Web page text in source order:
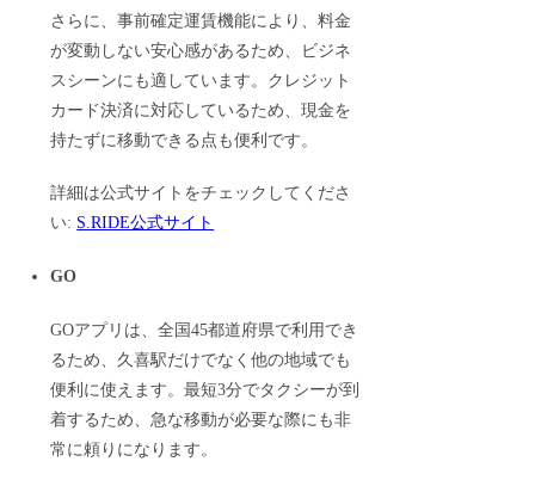
さらに、事前確定運賃機能により、料金
が変動しない安心感があるため、ビジネ
スシーンにも適しています。クレジット
カード決済に対応しているため、現金を
持たずに移動できる点も便利です。
詳細は公式サイトをチェックしてくださ
い: S.RIDE公式サイト
GO
GOアプリは、全国45都道府県で利用でき
るため、久喜駅だけでなく他の地域でも
便利に使えます。最短3分でタクシーが到
着するため、急な移動が必要な際にも非
常に頼りになります。